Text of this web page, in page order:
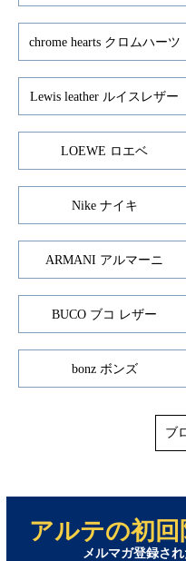
chrome hearts クロムハーツ
Lewis leather ルイスレザー
LOEWE ロエベ
Nike ナイキ
ARMANI アルマーニ
BUCO ブコ レザー
bonz ボンズ
ブ
アルテの初
メルマガ登録さ